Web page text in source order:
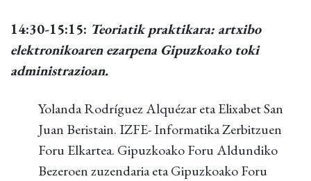
14:30-15:15: Teoriatik praktikara: artxibo
elektronikoaren ezarpena Gipuzkoako toki
administrazioan.
Yolanda Rodríguez Alquézar eta Elixabet San
Juan Beristain. IZFE- Informatika Zerbitzuen
Foru Elkartea. Gipuzkoako Foru Aldundiko
Bezeroen zuzendaria eta Gipuzkoako Foru